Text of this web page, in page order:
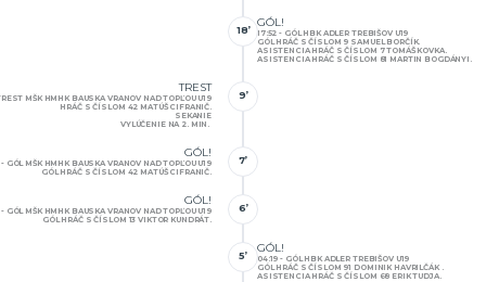
18’
GÓL!
17:52 - GÓL HBK ADLER TREBIŠOV U19
GÓL HRÁČ S ČÍSLOM 9 SAMUEL BORČÍK.
ASISTENCIA HRÁČ S ČÍSLOM 7 TOMÁŠ KOVKA.
ASISTENCIA HRÁČ S ČÍSLOM 81 MARTIN BOGDÁNYI.
TREST
MŠK HMHK BAUSKA VRANOV NAD TOPĽOU U19
HRÁČ S ČÍSLOM 42 MATÚŠ CIFRANIČ.
SEKANIE
VYLÚČENIE NA 2. MIN.
9’
GÓL!
- GÓL MŠK HMHK BAUSKA VRANOV NAD TOPĽOU U19
GÓL HRÁČ S ČÍSLOM 42 MATÚŠ CIFRANIČ.
7’
GÓL!
- GÓL MŠK HMHK BAUSKA VRANOV NAD TOPĽOU U19
GÓL HRÁČ S ČÍSLOM 13 VIKTOR KUNDRÁT.
6’
5’
GÓL!
04:19 - GÓL HBK ADLER TREBIŠOV U19
GÓL HRÁČ S ČÍSLOM 91 DOMINIK HAVRILČÁK .
ASISTENCIA HRÁČ S ČÍSLOM 68 ERIK TUDJA.